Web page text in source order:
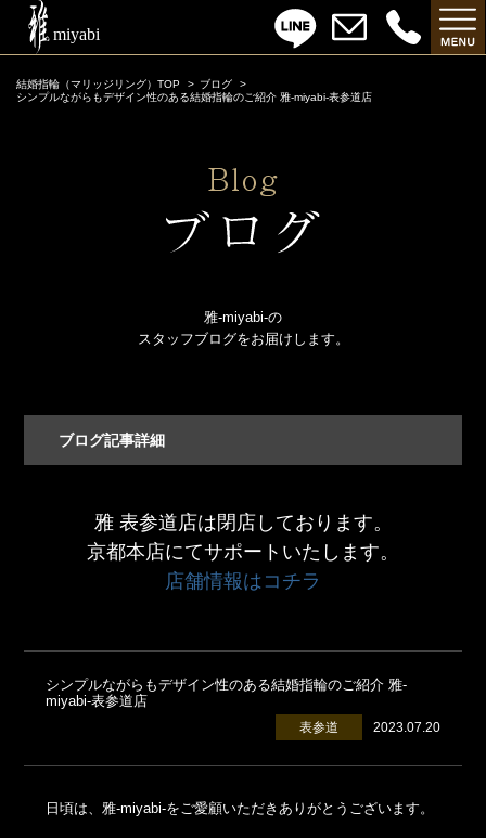
結婚指輪（マリッジリング）TOP
ブログ
シンプルながらもデザイン性のある結婚指輪のご紹介 雅-miyabi-表参道店
雅-miyabi-の
スタッフブログをお届けします。
ブログ記事詳細
雅 表参道店は閉店しております。
京都本店にてサポートいたします。
店舗情報はコチラ
シンプルながらもデザイン性のある結婚指輪のご紹介 雅-
miyabi-表参道店
2023.07.20
表参道
日頃は、雅-miyabi-をご愛顧いただきありがとうございます。